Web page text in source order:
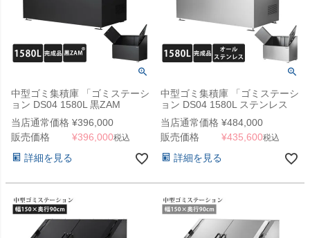
中型ゴミ集積庫 「ゴミステーシ
ョン DS04 1580L 黒ZAM
W1900×D900×H1100mm」
当店通常価格 ¥396,000
販売価格
¥396,000税込
詳細を見る
中型ゴミ集積庫 「ゴミステーシ
ョン DS04 1580L ステンレス
W1900×D900×H1100mm」
当店通常価格 ¥484,000
販売価格
¥435,600税込
詳細を見る